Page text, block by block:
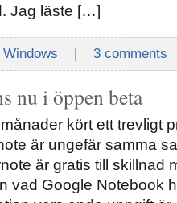
Jag läste […]
Windows | 3 comments
nu i öppen beta
kört ett trevligt
är ungefär samma
är gratis till skillnad
vad Google Notebook